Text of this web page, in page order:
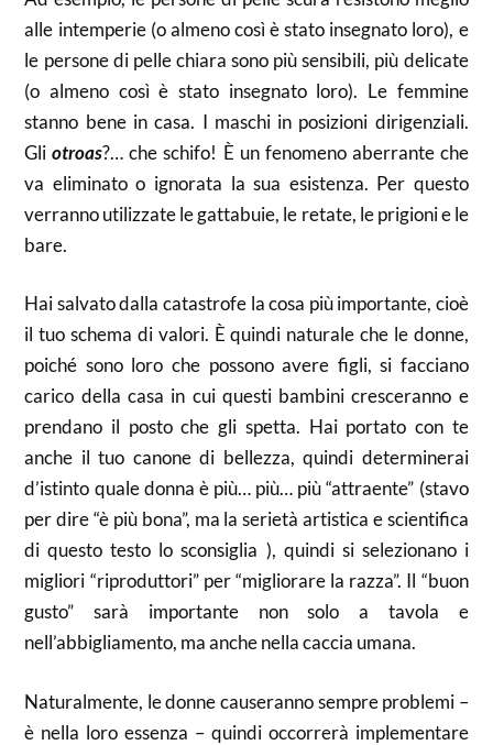
alle intemperie (o almeno così è stato insegnato loro), e
le persone di pelle chiara sono più sensibili, più delicate
(o almeno così è stato insegnato loro). Le femmine
stanno bene in casa. I maschi in posizioni dirigenziali.
Gliotroas?… che schifo! È un fenomeno aberrante che
va eliminato o ignorata la sua esistenza. Per questo
verranno utilizzate le gattabuie, le retate, le prigioni e le
bare.
Hai salvato dalla catastrofe la cosa più importante, cioè
il tuo schema di valori. È quindi naturale che le donne,
poiché sono loro che possono avere figli, si facciano
carico della casa in cui questi bambini cresceranno e
prendano il posto che gli spetta. Hai portato con te
anche il tuo canone di bellezza, quindi determinerai
d’istinto quale donna è più… più… più “attraente” (stavo
per dire “è più bona”, ma la serietà artistica e scientifica
di questo testo lo sconsiglia ), quindi si selezionano i
migliori “riproduttori” per “migliorare la razza”. Il “buon
gusto” sarà importante non solo a tavola e
nell’abbigliamento, ma anche nella caccia umana.
Naturalmente, le donne causeranno sempre problemi –
è nella loro essenza – quindi occorrerà implementare